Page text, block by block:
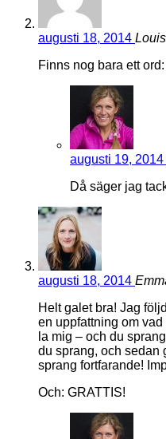
augusti 18, 2014
Finns nog bara ett
augusti 19, 2014
Då säger jag
augusti 18, 2014
Helt galet bra! Jag
en uppfattning om
la mig – och du
du sprang, och sedan
sprang fortfarande!
Och: GRATTIS!